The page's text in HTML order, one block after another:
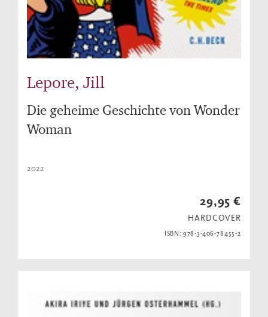
Lepore, Jill
Die geheime Geschichte von Wonder
Woman
2022
29,95 €
HARDCOVER
ISBN: 978-3-406-78455-2